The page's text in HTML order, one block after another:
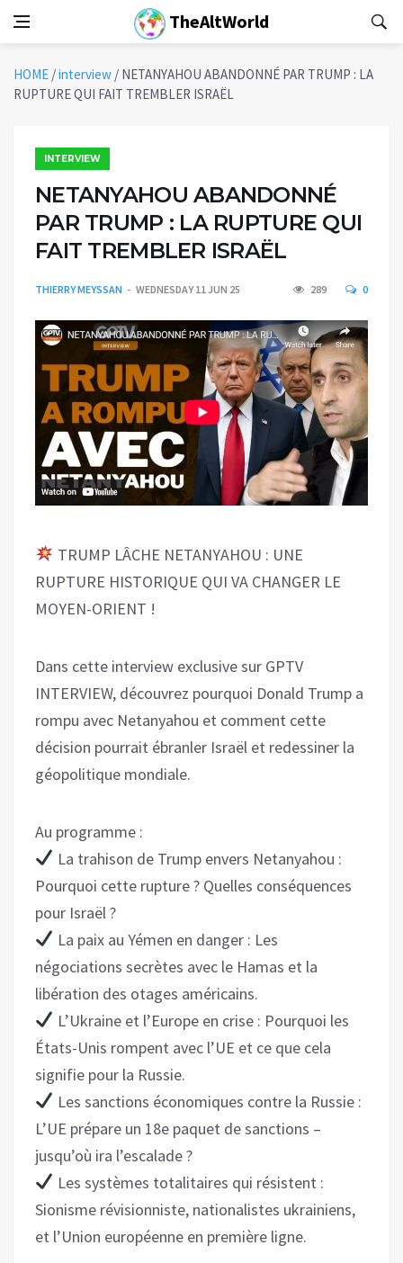
TheAltWorld
HOME /interview / NETANYAHOU ABANDONNÉ PAR TRUMP : LA
RUPTURE QUI FAIT TREMBLER ISRAËL
INTERVIEW
NETANYAHOU ABANDONNÉ
PAR TRUMP : LA RUPTURE QUI
FAIT TREMBLER ISRAËL
THIERRY MEYSSAN WEDNESDAY 11 JUN 25 289 0
TRUMP LÂCHE NETANYAHOU : UNE
RUPTURE HISTORIQUE QUI VA CHANGER LE
MOYEN-ORIENT !
Dans cette interview exclusive sur GPTV
INTERVIEW, découvrez pourquoi Donald Trump a
rompu avec Netanyahou et comment cette
décision pourrait ébranler Israël et redessiner la
géopolitique mondiale.
Au programme :
La trahison de Trump envers Netanyahou :
Pourquoi cette rupture ? Quelles conséquences
pour Israël ?
La paix au Yémen en danger : Les
négociations secrètes avec le Hamas et la
libération des otages américains.
L’Ukraine et l’Europe en crise : Pourquoi les
États-Unis rompent avec l’UE et ce que cela
signifie pour la Russie.
Les sanctions économiques contre la Russie :
L’UE prépare un 18e paquet de sanctions –
jusqu’où ira l’escalade ?
Les systèmes totalitaires qui résistent :
Sionisme révisionniste, nationalistes ukrainiens,
et l’Union européenne en première ligne.